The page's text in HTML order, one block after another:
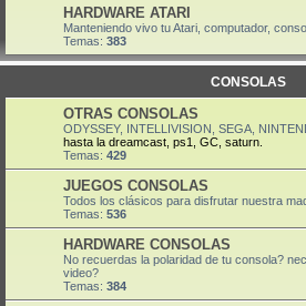
HARDWARE ATARI
Manteniendo vivo tu Atari, computador,
Temas: 383
CONSOLAS
OTRAS CONSOLAS
ODYSSEY, INTELLIVISION, SEGA,
hasta la dreamcast, ps1, GC, saturn.
Temas: 429
JUEGOS CONSOLAS
Todos los clásicos para disfrutar nuestra
Temas: 536
HARDWARE CONSOLAS
No recuerdas la polaridad de tu consola?
video?
Temas: 384